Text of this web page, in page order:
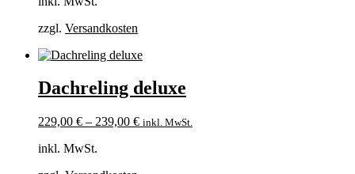
zzgl. Versandkosten
Dachreling deluxe
229,00 € – 239,00 € inkl. MwSt.
inkl. MwSt.